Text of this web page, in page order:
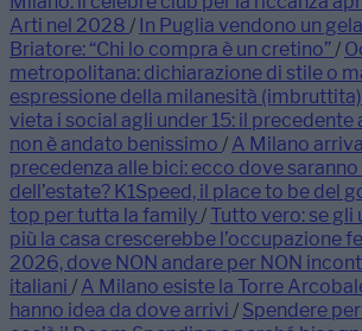
Arti nel 2028 / In Puglia vendono un
Briatore: “Chi lo compra è un cretino”/
metropolitana: dichiarazione di stile o
espressione della milanesità
vieta i social agli under 15: il precedente
non è andato benissimo / A Milano
precedenza alle bici: ecco dove saranno
dell’estate? K1Speed, il place to be del
top per tutta la family/ Tutto vero: se gli
più la casa crescerebbe l’occupazione
2026, dove NON andare per NON
italiani / A Milano esiste la Torre
hanno idea da dove arrivi / Spendere